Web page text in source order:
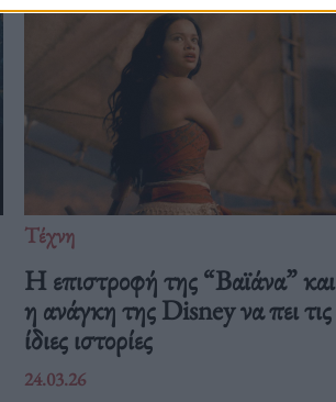
Τέχνη
Η επιστροφή της “Βαϊάνα” και
η ανάγκη της Disney να πει τις
ίδιες ιστορίες
24.03.26